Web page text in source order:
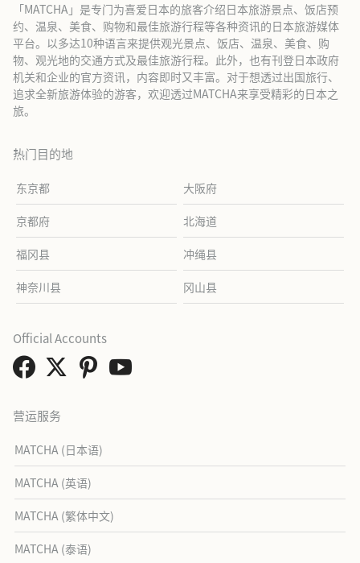
「MATCHA」是专门为喜爱日本的旅客介绍日本旅游景点、饭店预
约、温泉、美食、购物和最佳旅游行程等各种资讯的日本旅游媒体
平台。以多达10种语言来提供观光景点、饭店、温泉、美食、购
物、观光地的交通方式及最佳旅游行程。此外，也有刊登日本政府
机关和企业的官方资讯，内容即时又丰富。对于想透过出国旅行、
追求全新旅游体验的游客，欢迎透过MATCHA来享受精彩的日本之
旅。
热门目的地
东京都 大阪府
京都府 北海道
福冈县 冲绳县
神奈川县 冈山县
营运服务
MATCHA (日本语)
MATCHA (英语)
MATCHA (繁体中文)
MATCHA (泰语)
Official Accounts